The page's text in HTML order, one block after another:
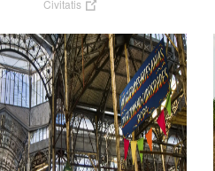
Civitatis